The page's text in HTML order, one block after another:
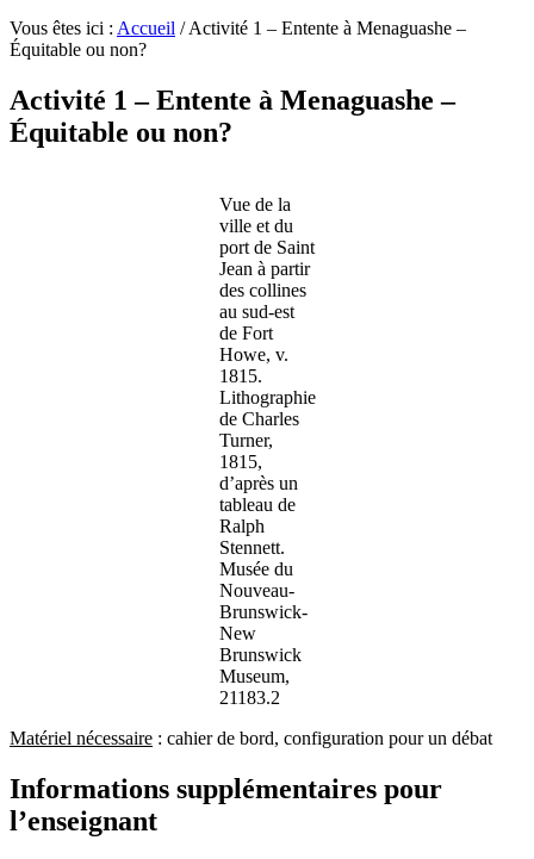
Vous êtes ici : Accueil /Activité 1 – Entente à Menaguashe –
Équitable ou non?
Activité 1 – Entente à Menaguashe –
Équitable ou non?
Vue de la
ville et du
port de Saint
Jean à partir
des collines
au sud-est
de Fort
Howe, v.
1815.
Lithographie
de Charles
Turner,
1815,
d’après un
tableau de
Ralph
Stennett.
Musée du
Nouveau-
Brunswick-
New
Brunswick
Museum,
21183.2
Matériel nécessaire : cahier de bord, configuration pour un débat
Informations supplémentaires pour
l’enseignant